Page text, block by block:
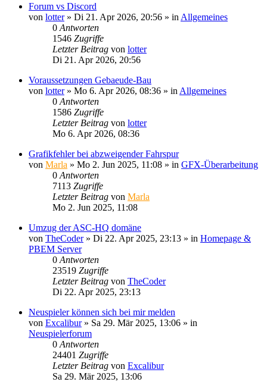
Forum vs Discord
von lotter» Di 21. Apr 2026, 20:56 » in Allgemeines
0 Antworten
1546 Zugriffe
Letzter Beitrag von lotter
Di 21. Apr 2026, 20:56
Voraussetzungen Gebaeude-Bau
von lotter» Mo 6. Apr 2026, 08:36 » in Allgemeines
0 Antworten
1586 Zugriffe
Letzter Beitrag von lotter
Mo 6. Apr 2026, 08:36
Grafikfehler bei abzweigender Fahrspur
von Marla » Mo 2. Jun 2025, 11:08 » in GFX-Überarbeitung
0 Antworten
7113 Zugriffe
Letzter Beitrag von Marla
Mo 2. Jun 2025, 11:08
Umzug der ASC-HQ domäne
von TheCoder» Di 22. Apr 2025, 23:13 » in Homepage &
PBEM Server
0 Antworten
23519 Zugriffe
Letzter Beitrag von TheCoder
Di 22. Apr 2025, 23:13
Neuspieler können sich bei mir melden
von Excalibur» Sa 29. Mär 2025, 13:06 » in
Neuspielerforum
0 Antworten
24401 Zugriffe
Letzter Beitrag von Excalibur
Sa 29. Mär 2025, 13:06